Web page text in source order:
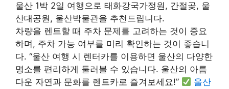
울산 1박 2일 여행으로 태화강국가정원, 간절곶, 울
산대공원, 울산박물관을 추천드립니다.
차량을 렌트할 때 주차 문제를 고려하는 것이 중요
하며, 주차 가능 여부를 미리 확인하는 것이 좋습니
다. “울산 여행 시 렌터카를 이용하면 울산의 다양한
명소를 편리하게 둘러볼 수 있습니다. 울산의 아름
다운 자연과 문화를 렌트카로 즐겨보세요!”
울산